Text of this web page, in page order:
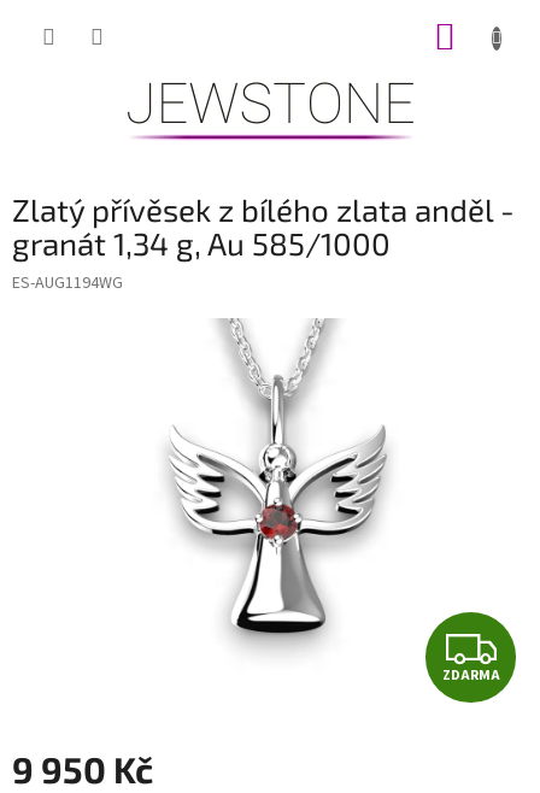
Zlatý přívěsek z bílého zlata anděl -
granát 1,34 g, Au 585/1000
ES-AUG1194WG
Z
D
ZDARMA
9 950 Kč